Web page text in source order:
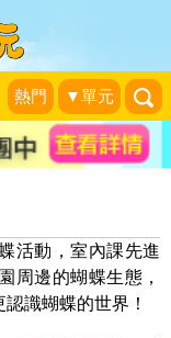
熱門 ▼單元
蝴蝶生態體
區
活動，室內課先進
周邊的蝴蝶生態，
識蝴蝶的世界！